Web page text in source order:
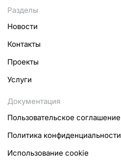
Разделы
Новости
Контакты
Проекты
Услуги
Документация
Пользовательское соглашение
Политика конфиденциальности
Использование cookie